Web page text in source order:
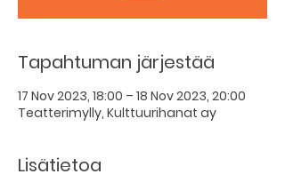
Tapahtuman järjestää
17 Nov 2023, 18:00 – 18 Nov 2023, 20:00
Teatterimylly, Kulttuurihanat ay
Lisätietoa